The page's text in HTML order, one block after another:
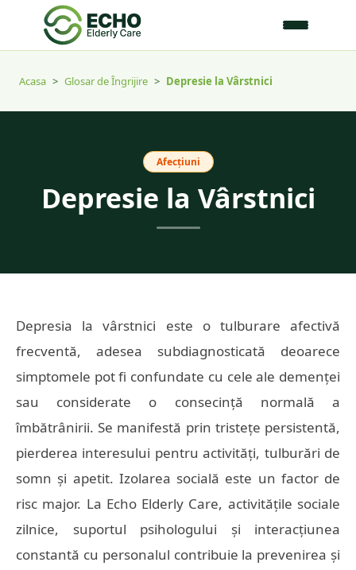
Acasa > Glosar de Îngrijire > Depresie la Vârstnici
Afecțiuni
Depresie la Vârstnici
Depresia la vârstnici este o tulburare afectivă
frecventă, adesea subdiagnosticată deoarece
simptomele pot fi confundate cu cele ale demenței
sau considerate o consecință normală a
îmbătrânirii. Se manifestă prin tristețe persistentă,
pierderea interesului pentru activități, tulburări de
somn și apetit. Izolarea socială este un factor de
risc major. La Echo Elderly Care, activitățile sociale
zilnice, suportul psihologului și interacțiunea
constantă cu personalul contribuie la prevenirea și